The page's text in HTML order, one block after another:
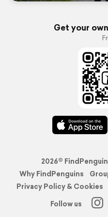
Get your
2026©
Why FindPenguins
Privacy Policy & Cookies
Follow us